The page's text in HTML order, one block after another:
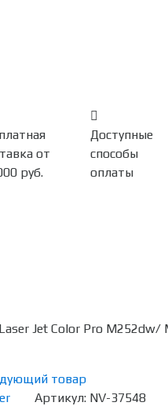
от
руб.
Доступные
способы
оплаты
Jet Color Pro
товар
Артикул: NV-37548